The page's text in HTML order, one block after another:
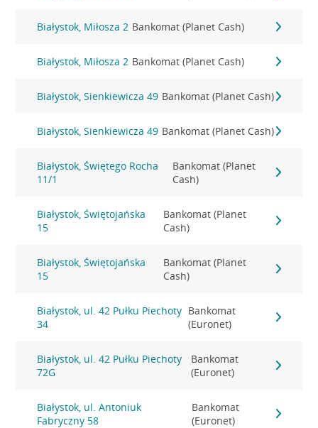
Białystok, Miłosza 2 Bankomat (Planet Cash)
Białystok, Miłosza 2 Bankomat (Planet Cash)
Białystok, Sienkiewicza 49 Bankomat (Planet Cash)
Białystok, Sienkiewicza 49 Bankomat (Planet Cash)
Białystok, Świętego Rocha
11/1
Bankomat (Planet
Cash)
Białystok, Świętojańska
15
Bankomat (Planet
Cash)
Białystok, Świętojańska
15
Bankomat (Planet
Cash)
Białystok, ul. 42 Pułku Piechoty
34
Bankomat
(Euronet)
Białystok, ul. 42 Pułku Piechoty
72G
Bankomat
(Euronet)
Białystok, ul. Antoniuk
Fabryczny 58
Bankomat
(Euronet)